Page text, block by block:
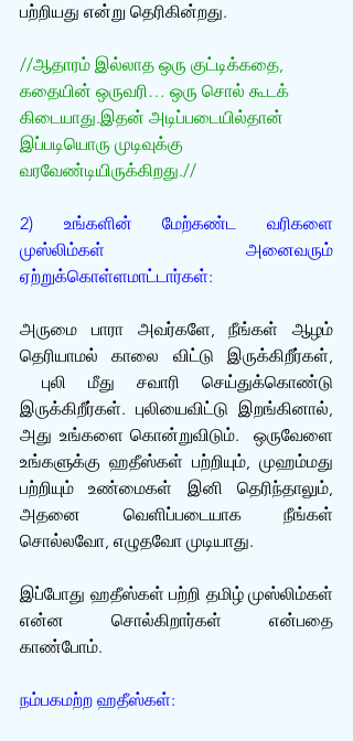
பற்றியது என்று தெரிகின்றது.
//ஆதாரம் இல்லாத ஒரு குட்டிக்கதை,
கதையின் ஒருவரி… ஒரு சொல் கூடக்
கிடையாது.இதன் அடிப்படையில்தான்
இப்படியொரு முடிவுக்கு
வரவேண்டியிருக்கிறது.//
2) உங்களின் மேற்கண்ட வரிகளை
முஸ்லிம்கள் அனைவரும்
ஏற்றுக்கொள்ளமாட்டார்கள்:
அருமை பாரா அவர்களே, நீங்கள் ஆழம்
தெரியாமல் காலை விட்டு இருக்கிறீர்கள்,
புலி மீது சவாரி செய்துக்கொண்டு
இருக்கிறீர்கள். புலியைவிட்டு இறங்கினால்,
அது உங்களை கொன்றுவிடும்.  ஒருவேளை
உங்களுக்கு ஹதீஸ்கள் பற்றியும், முஹம்மது
பற்றியும் உண்மைகள் இனி தெரிந்தாலும்,
அதனை வெளிப்படையாக நீங்கள்
சொல்லவோ, எழுதவோ முடியாது.
இப்போது ஹதீஸ்கள் பற்றி தமிழ் முஸ்லிம்கள்
என்ன சொல்கிறார்கள் என்பதை
காண்போம்.
நம்பகமற்ற ஹதீஸ்கள்: